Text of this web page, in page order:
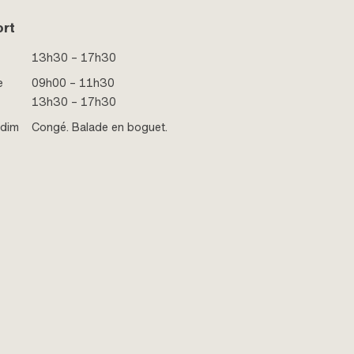
13h30 – 17h30
09h00 – 11h30
13h30 – 17h30
Congé. Balade en boguet.